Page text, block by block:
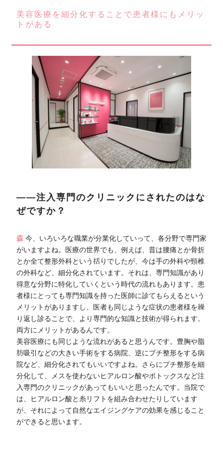
美容医療を細分化することで患者様にもメリッ
トがある
――注入専門のクリニックにされたのはな
ぜですか？
森今、いろいろな職業が分業化していって、各分野で専門家
がいますよね。医療の世界でも、例えば、昔は腰痛とか骨折
とか全て整形外科という括りでしたが、今は手の外科や頸椎
の外科など、細分化されています。それは、専門知識があり
得意な分野に特化していくという時代の流れもあります。患
者様にとっても専門知識を持った医師に診てもらえるという
メリットがありますし、医者も同じような症状の患者様を繰
り返し診ることで、より専門的な知識と技術が得られます。
両方にメリットがあるんです。
美容医療にも同じような流れがあると思うんです。豊胸や脂
肪吸引などの大きい手術をする病院、逆にプチ整形をする病
院など、細分化されてもいいですよね。さらにプチ整形を細
分化して、メスを使わないヒアルロン酸やボトックスなど注
入専門のクリニックがあってもいいと思ったんです。当院で
は、ヒアルロン酸と糸リフトを組み合わせたりしています
が、それによって自然なエイジングケアの効果を感じること
ができると思います。